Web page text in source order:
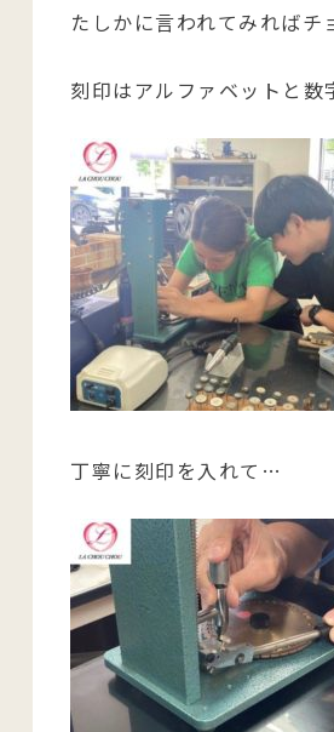
たしかに言われてみれば
刻印はアルファベットと
丁寧に刻印を入れて…